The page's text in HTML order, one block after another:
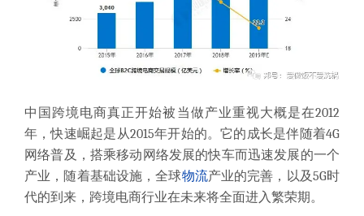
中国跨境电商真正开始被当做产业重视大概是在2012
年，快速崛起是从2015年开始的。它的成长是伴随着4G
网络普及，搭乘移动网络发展的快车而迅速发展的一个
产业，随着基础设施，全球物流产业的完善，以及5G时
代的到来，跨境电商行业在未来将全面进入繁荣期。